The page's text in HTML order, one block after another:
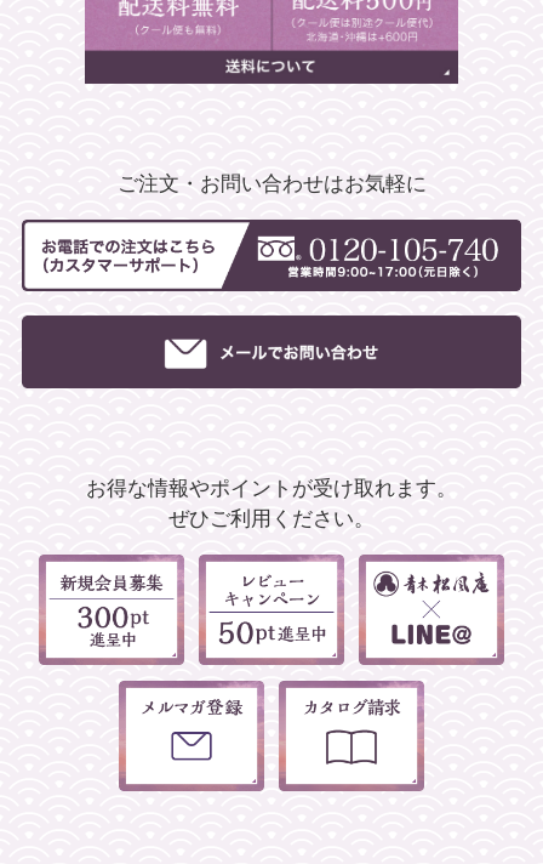
ご注文・お問い合わせはお気軽に
お得な情報やポイントが受け取れます。
ぜひご利用ください。